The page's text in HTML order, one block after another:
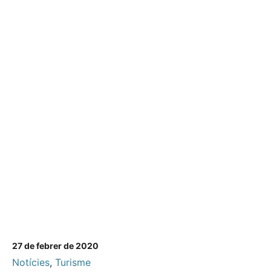
27 de febrer de 2020
Notícies, Turisme